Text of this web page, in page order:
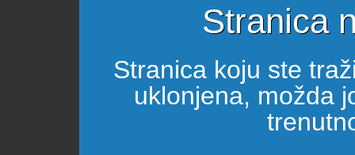
Stranica
Stranica koju ste
uklonjena, možda